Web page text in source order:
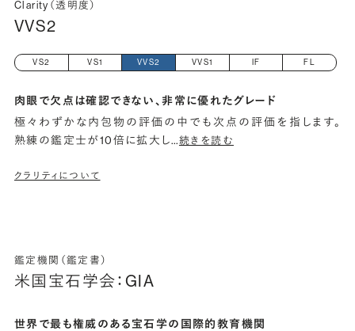
Clarity（透明度）
VVS2
VS2 VS1 VVS2 VVS1 IF FL
肉眼で欠点は確認できない、非常に優れたグレード
極々わずかな内包物の評価の中でも次点の評価を指します。
熟練の鑑定士が10倍に拡大し…続きを読む
クラリティについて
鑑定機関（鑑定書）
米国宝石学会：GIA
世界で最も権威のある宝石学の国際的教育機関